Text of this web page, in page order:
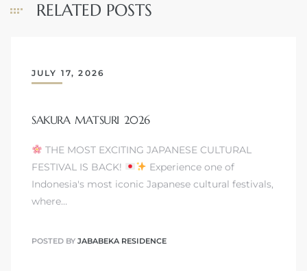
RELATED POSTS
JULY 17, 2026
SAKURA MATSURI 2026
THE MOST EXCITING JAPANESE CULTURAL
FESTIVAL IS BACK!
Experience one of
Indonesia's most iconic Japanese cultural festivals,
where…
POSTED BY JABABEKA RESIDENCE